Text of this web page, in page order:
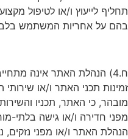
תחליף לייעוץ ו/או לטיפול
בהם על אחריות המשתמש
ח.4) הנהלת האתר אינה
זמינות תכני האתר ו/או
מובהר, כי האתר, תכניו
מפני חדירה ו/או גישה בלתי-
הנהלת האתר ו/או מפני נזקים,